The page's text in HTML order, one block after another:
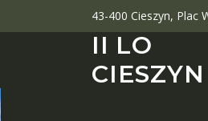
43-400 Cieszyn, Plac
II LO
CIESZYN